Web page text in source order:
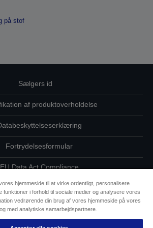
på stof
Sælgers id
af produktoverholdelse
Fortrydelsesformular
EU Data Act Compliance
os vedrørende dine data
Oplysninger om cookies
hjemmeside til at virke ordentligt, personalisere
funktioner i forhold til sociale medier og analysere vores
vedrørende din brug af vores hjemmeside på vores
med analytiske samarbejdspartnere.